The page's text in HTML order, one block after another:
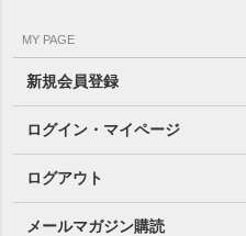
MY PAGE
新規会員登録
ログイン・マイページ
ログアウト
メールマガジン購読